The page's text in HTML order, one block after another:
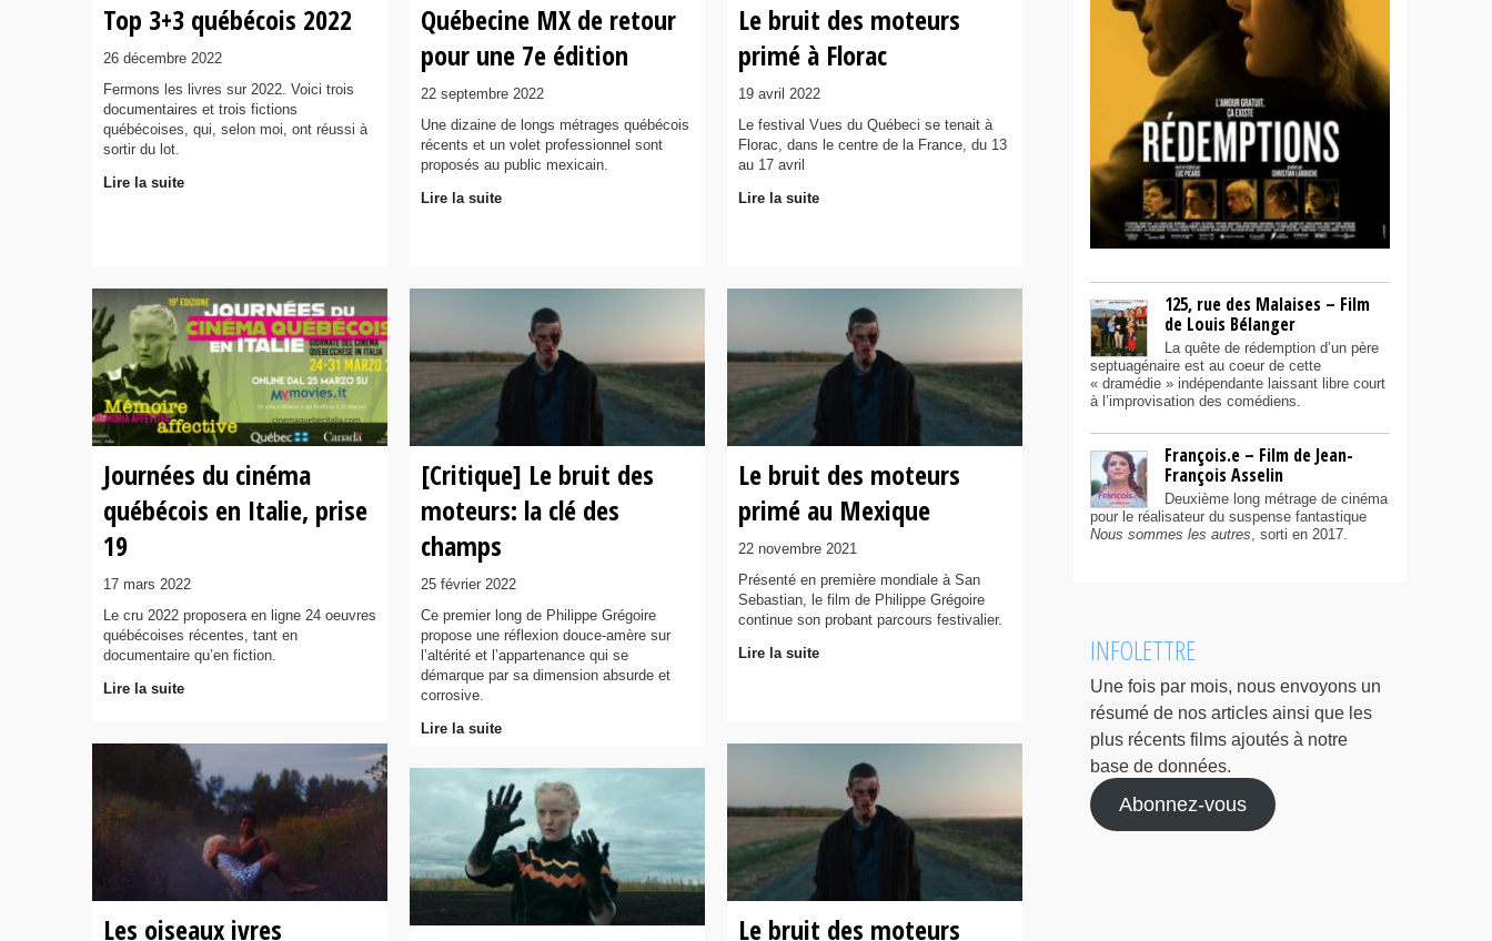
Top 3+3 québécois 2022
26 décembre 2022
Fermons les livres sur 2022. Voici trois
documentaires et trois fictions
québécoises, qui, selon moi, ont réussi à
sortir du lot.
Lire la suite
Québecine MX de retour
pour une 7e édition
22 septembre 2022
Une dizaine de longs métrages québécois
récents et un volet professionnel sont
proposés au public mexicain.
Lire la suite
Le bruit des moteurs
primé à Florac
19 avril 2022
Le festival Vues du Québeci se tenait à
Florac, dans le centre de la France, du 13
au 17 avril
Lire la suite
Journées du cinéma
québécois en Italie, prise
19
17 mars 2022
Le cru 2022 proposera en ligne 24 oeuvres
québécoises récentes, tant en
documentaire qu’en fiction.
Lire la suite
[Critique] Le bruit des
moteurs: la clé des
champs
25 février 2022
Ce premier long de Philippe Grégoire
propose une réflexion douce-amère sur
l’altérité et l’appartenance qui se
démarque par sa dimension absurde et
corrosive.
Lire la suite
Le bruit des moteurs
primé au Mexique
22 novembre 2021
Présenté en première mondiale à San
Sebastian, le film de Philippe Grégoire
continue son probant parcours festivalier.
Lire la suite
Les oiseaux ivres
Le bruit des moteurs
125, rue des Malaises – Film
de Louis Bélanger
La quête de rédemption d’un père
septuagénaire est au coeur de cette
« dramédie » indépendante laissant libre court
à l’improvisation des comédiens.
François.e – Film de Jean-
François Asselin
Deuxième long métrage de cinéma
pour le réalisateur du suspense fantastique
Nous sommes les autres, sorti en 2017.
INFOLETTRE
Une fois par mois, nous envoyons un
résumé de nos articles ainsi que les
plus récents films ajoutés à notre
base de données.
Abonnez-vous